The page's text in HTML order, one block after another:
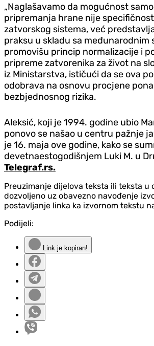
„Naglašavamo da mogućnost
pripremanja hrane nije
zatvorskog sistema, već
praksu u skladu sa međunarodnim
promovišu princip normalizacije i
pripreme zatvorenika za život na
iz Ministarstva, ističući da se ova
odobrava na osnovu procjene
bezbjednosnog rizika.
Aleksić, koji je 1994. godine ubio
ponovo se našao u centru pažnje
je 16. maja ove godine, kako se
devetnaestogodišnjem Luki M. u
Telegraf.rs.
Preuzimanje dijelova teksta ili teksta u
dozvoljeno uz obavezno navođenje
postavljanje linka ka izvornom tekstu
Podijeli:
Link je kopiran!